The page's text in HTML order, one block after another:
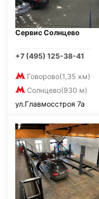
Сервис Солнцево
+7 (495) 125-38-41
Говорово(1,35 км)
Солнцево(930 м)
ул.Главмосстроя 7а